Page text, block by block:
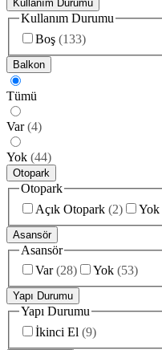
Kullanım Durumu
Kullanım Durumu
Boş (133)
Balkon
Tümü
Var (4)
Yok (44)
Otopark
Otopark
Açık Otopark (2) Yok
Asansör
Asansör
Var (28) Yok (53)
Yapı Durumu
Yapı Durumu
İkinci El (9)